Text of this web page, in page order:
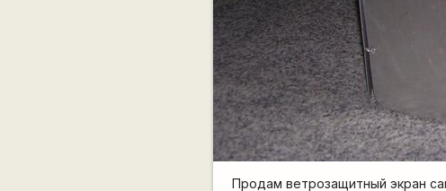
Продам ветрозащитный экран